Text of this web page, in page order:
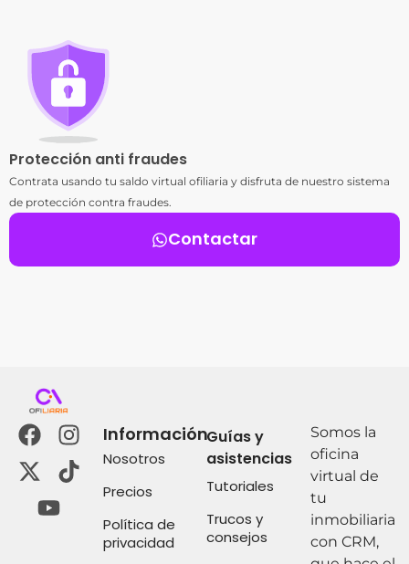
Protección anti fraudes
Contrata usando tu saldo virtual ofiliaria y disfruta de nuestro sistema
de protección contra fraudes.
Contactar
Información
Nosotros
Precios
Política de
privacidad
Guías y
asistencias
Tutoriales
Trucos y
consejos
Somos la
oficina
virtual de
tu
inmobiliaria
con CRM,